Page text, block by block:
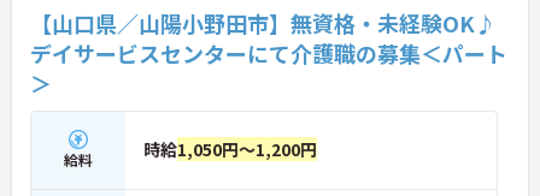
【山口県／山陽小野田市】無資格・未経験OK♪
デイサービスセンターにて介護職の募集＜パート
＞
給料 時給1,050円～1,200円